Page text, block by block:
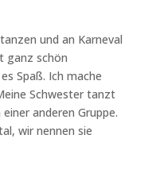
und an Karneval
ganz schön
Spaß. Ich mache
Schwester tanzt
anderen Gruppe.
wir nennen sie